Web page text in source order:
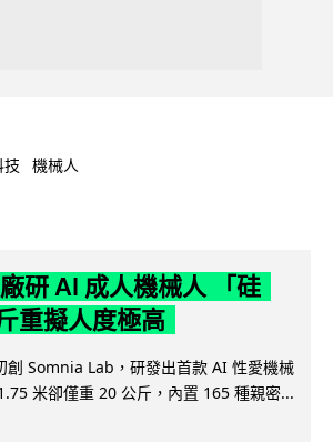
技 機械人
研 AI 成人機械人 「硅
重擬人度極高
創 Somnia Lab，研發出首款 AI 性愛機械
米卻僅重 20 公斤，內置 165 種親密...